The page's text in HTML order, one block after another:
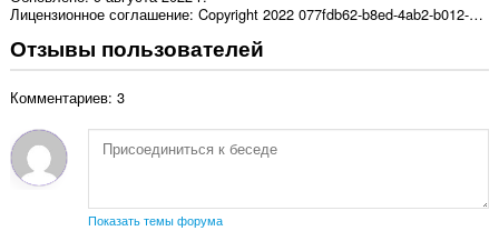
Лицензионное соглашение
Copyright 2022 077fdb62-b8ed-4ab2-b012-c9f5523df44b
Отзывы пользователей
Комментариев: 3
Показать темы форума